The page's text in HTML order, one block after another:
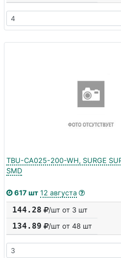
TBU-CA025-200-WH, SURGE
SMD
617 шт 12 августа
144.28 /шт от 3 шт
134.89 /шт от 48 шт